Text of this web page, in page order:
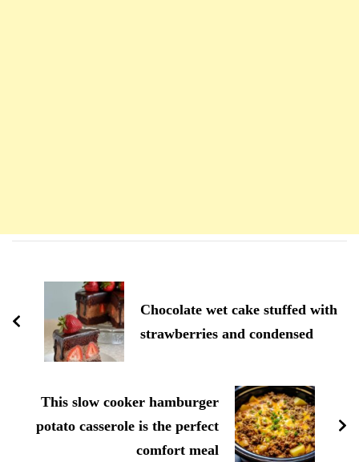
d'article
Chocolate wet cake stuffed with
strawberries and condensed
This slow cooker hamburger
potato casserole is the perfect
comfort meal